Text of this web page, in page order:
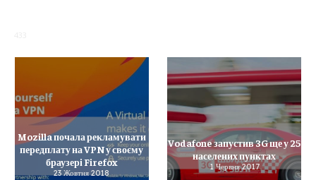
Mozilla почала рекламувати
передплату на VPN у своєму
браузері Firefox
23 Жовтня 2018
Vodafone запустив 3G ще у 25
населених пунктах
1 Червня 2017